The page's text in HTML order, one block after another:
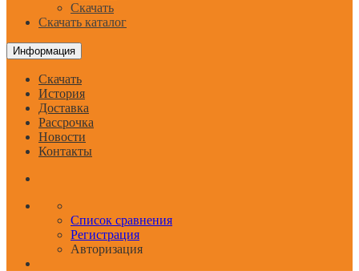
Скачать
Скачать каталог
Информация
Скачать
История
Доставка
Рассрочка
Новости
Контакты
Список сравнения
Регистрация
Авторизация